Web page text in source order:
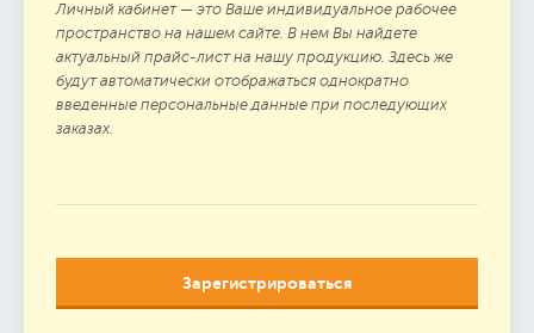
Личный кабинет — это Ваше индивидуальное рабочее
пространство на нашем сайте. В нем Вы найдете
актуальный прайс-лист на нашу продукцию. Здесь же
будут автоматически отображаться однократно
введенные персональные данные при последующих
заказах.
Зарегистрироваться